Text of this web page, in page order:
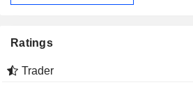
Ratings
Trader